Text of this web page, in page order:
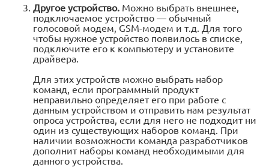
Другое устройство. Можно выбрать внешнее,
подключаемое устройство — обычный
голосовой модем, GSM-модем и т.д. Для того
чтобы нужное устройство появилось в списке,
подключите его к компьютеру и установите
драйвера.
Для этих устройств можно выбрать набор
команд, если программный продукт
неправильно определяет его при работе с
данным устройством и отправить нам результат
опроса устройства, если для него не подходит ни
один из существующих наборов команд. При
наличии возможности команда разработчиков
дополнит наборы команд необходимыми для
данного устройства.